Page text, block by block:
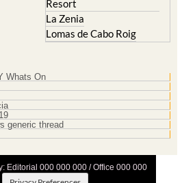
Mazarron Country Club
Mosa Trajectum
Peraleja Golf Resort
Terrazas de la Torre Golf
Resort
La Zenia
Lomas de Cabo Roig
Whats On